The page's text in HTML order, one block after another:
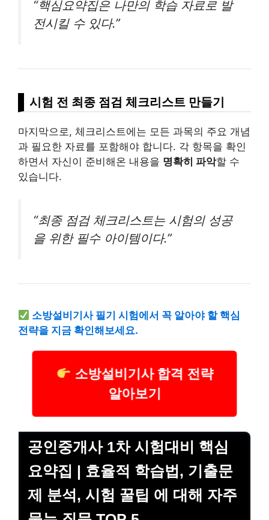
“핵심요약집은 나만의 학습 자료로 발
전시킬 수 있다.”
시험 전 최종 점검 체크리스트 만들기
마지막으로, 체크리스트에는 모든 과목의 주요 개념
과 필요한 자료를 포함해야 합니다. 각 항목을 확인
하면서 자신이 준비해온 내용을 명확히 파악할 수
있습니다.
“최종 점검 체크리스트는 시험의 성공
을 위한 필수 아이템이다.”
소방설비기사 필기 시험에서 꼭 알아야 할 핵심
전략을 지금 확인해보세요.
소방설비기사 합격 전략
알아보기
공인중개사 1차 시험대비 핵심
요약집 | 효율적 학습법, 기출문
제 분석, 시험 꿀팁 에 대해 자주